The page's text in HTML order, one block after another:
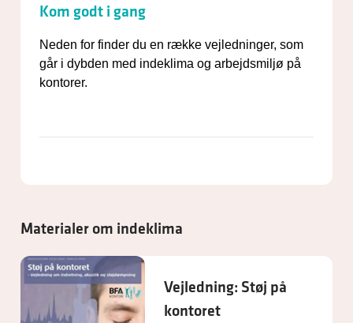
Kom godt i gang
Neden for finder du en række vejledninger, som
går i dybden med indeklima og arbejdsmiljø på
kontorer.
Materialer om indeklima
Vejledning: Støj på
kontoret